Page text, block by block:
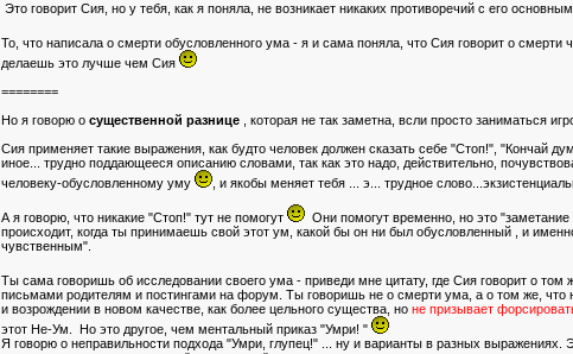
Это говорит Сия, но у тебя, как я поняла, не возникает никаких противоречий с его
То, что написала о смерти обусловленного ума - я и сама поняла, что Сия говорит о смерти
делаешь это лучше чем Сия
========
Но я говорю о существенной разнице
, которая не так заметна, всли просто заниматься
Сия применяет такие выражения, как будто человек должен сказать себе "Стоп!", "Кончай
иное... трудно поддающееся описанию словами, так как это надо, действительно,
человеку-обусловленному уму
, и якобы меняет тебя ... э... трудное
А я говорю, что никакие "Стоп!" тут не помогут
Они помогут временно, но это "заметание
происходит, когда ты принимаешь свой этот ум, какой бы он ни был обусловленный , и
чувственным".
Ты сама говоришь об исследовании своего ума - приведи мне цитату, где Сия говорит о том
письмами родителям и постингами на форум. Ты говоришь не о смерти ума, а о том же,
и возрождении в новом качестве, как более цельного существа, но не призывает
этот Не-Ум. Но это другое, чем ментальный приказ "Умри! "
Я говорю о неправильности подхода "Умри, глупец!" ... ну и варианты в разных